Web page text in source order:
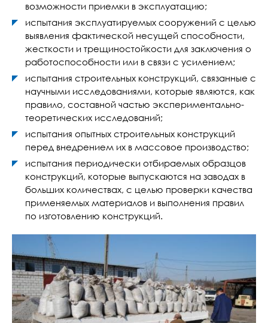
возможности приемки в эксплуатацию;
испытания эксплуатируемых сооружений с целью
выявления фактической несущей способности,
жесткости и трещиностойкости для заключения о
работоспособности или в связи с усилением;
испытания строительных конструкций, связанные с
научными исследованиями, которые являются, как
правило, составной частью экспериментально-
теоретических исследований;
испытания опытных строительных конструкций
перед внедрением их в массовое производство;
испытания периодически отбираемых образцов
конструкций, которые выпускаются на заводах в
больших количествах, с целью проверки качества
применяемых материалов и выполнения правил
по изготовлению конструкций.